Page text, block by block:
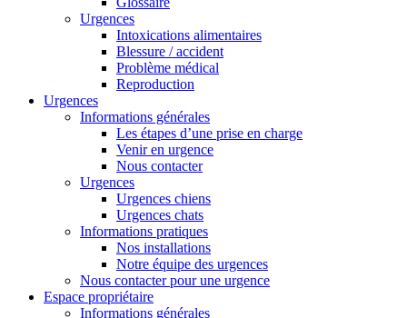
Urgences
Intoxications alimentaires
Blessure / accident
Problème médical
Reproduction
Urgences
Informations générales
Les étapes d’une prise en charge
Venir en urgence
Nous contacter
Urgences
Urgences chiens
Urgences chats
Informations pratiques
Nos installations
Notre équipe des urgences
Nous contacter pour une urgence
Espace propriétaire
Informations générales